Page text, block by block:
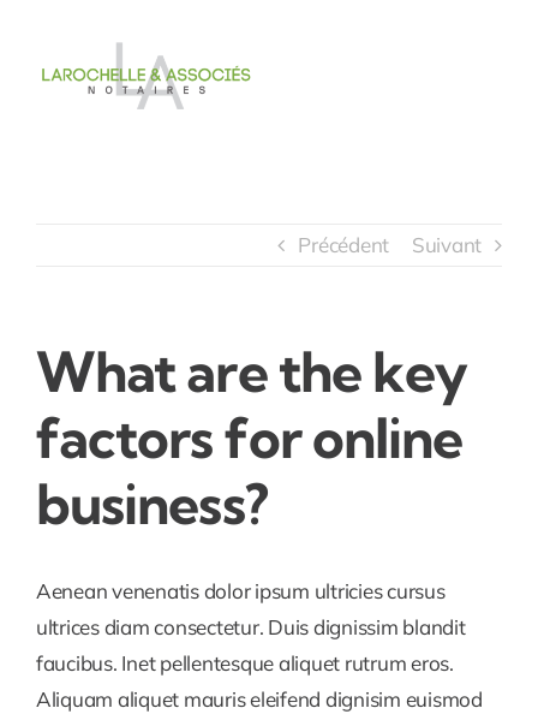
contenu
Précédent Suivant
What are the key
factors for online
business?
Aenean venenatis dolor ipsum ultricies cursus
ultrices diam consectetur. Duis dignissim blandit
faucibus. Inet pellentesque aliquet rutrum eros.
Aliquam aliquet mauris eleifend dignisim euismod